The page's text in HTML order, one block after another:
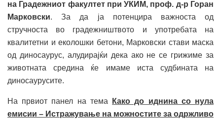
на Градежниот факултет при УКИМ, проф. д-р Горан
Марковски. За да ја потенцира важноста од
стручноста во градежништвото и употребата на
квалитетни и еколошки бетони, Марковски стави маска
од диносаурус, алудирајќи дека ако не се грижиме за
животната средина ќе имаме иста судбината на
диносаурусите.
На првиот панел на тема
Како до иднина со нула
емисии – Истражување на можностите за одржливо